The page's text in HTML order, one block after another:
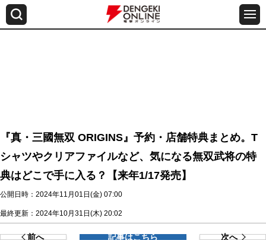
『真・三國無双 ORIGINS』予約・店舗特典まとめ。T
シャツやクリアファイルなど、気になる無双武将の特
典はどこで手に入る？【来年1/17発売】
公開日時：2024年11月01日(金) 07:00
最終更新：2024年10月31日(木) 20:02
前へ 記事はこちら 次へ